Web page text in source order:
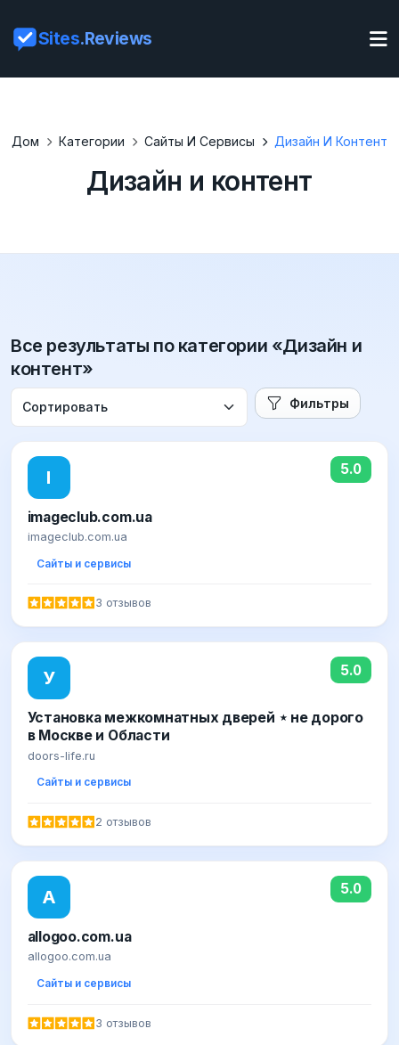
Sites.Reviews
Дом Категории Сайты И Сервисы Дизайн И Контент
Дизайн и контент
Все результаты по категории «Дизайн и
контент»
Фильтры
I 5.0
imageclub.com.ua
imageclub.com.ua
Сайты и сервисы
3 отзывов
У 5.0
Установка межкомнатных дверей ⋆ не дорого
в Москве и Области
doors-life.ru
Сайты и сервисы
2 отзывов
A 5.0
allogoo.com.ua
allogoo.com.ua
Сайты и сервисы
3 отзывов